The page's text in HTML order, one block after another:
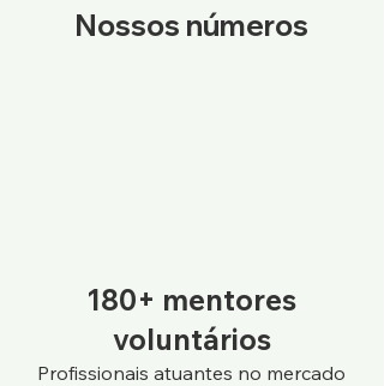
Nossos números
180+ mentores
voluntários
Profissionais atuantes no mercado